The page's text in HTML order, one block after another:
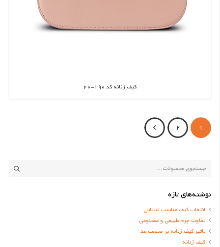
جستجو
نوشته‌های تازه
انتخاب کیف مناسب استایل
تفاوت چرم طبیعی و مصنوعی
تاثیر کیف زنانه بر صنعت مد
کیف زنانه
کیف زنانه کد 190-20
اطلاعات بیشتر
1
2